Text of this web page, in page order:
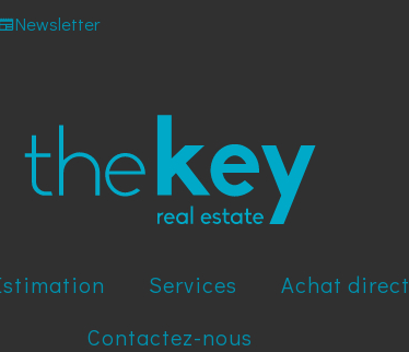
Newsletter
Services Achat direct
Contactez-nous